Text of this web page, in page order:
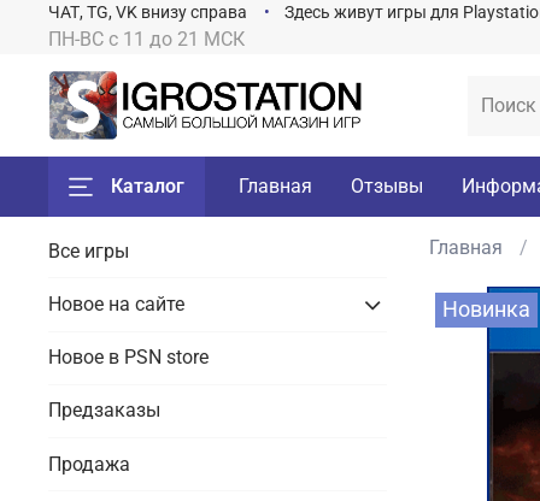
ПН-ВС с 11 до 21 МСК
ЧАТ, TG, VK внизу справа Здесь живут игры для
Каталог Главная Отзывы
Главная
Новинка
Все игры
Новое на сайте
Новое в PSN store
Предзаказы
Продажа